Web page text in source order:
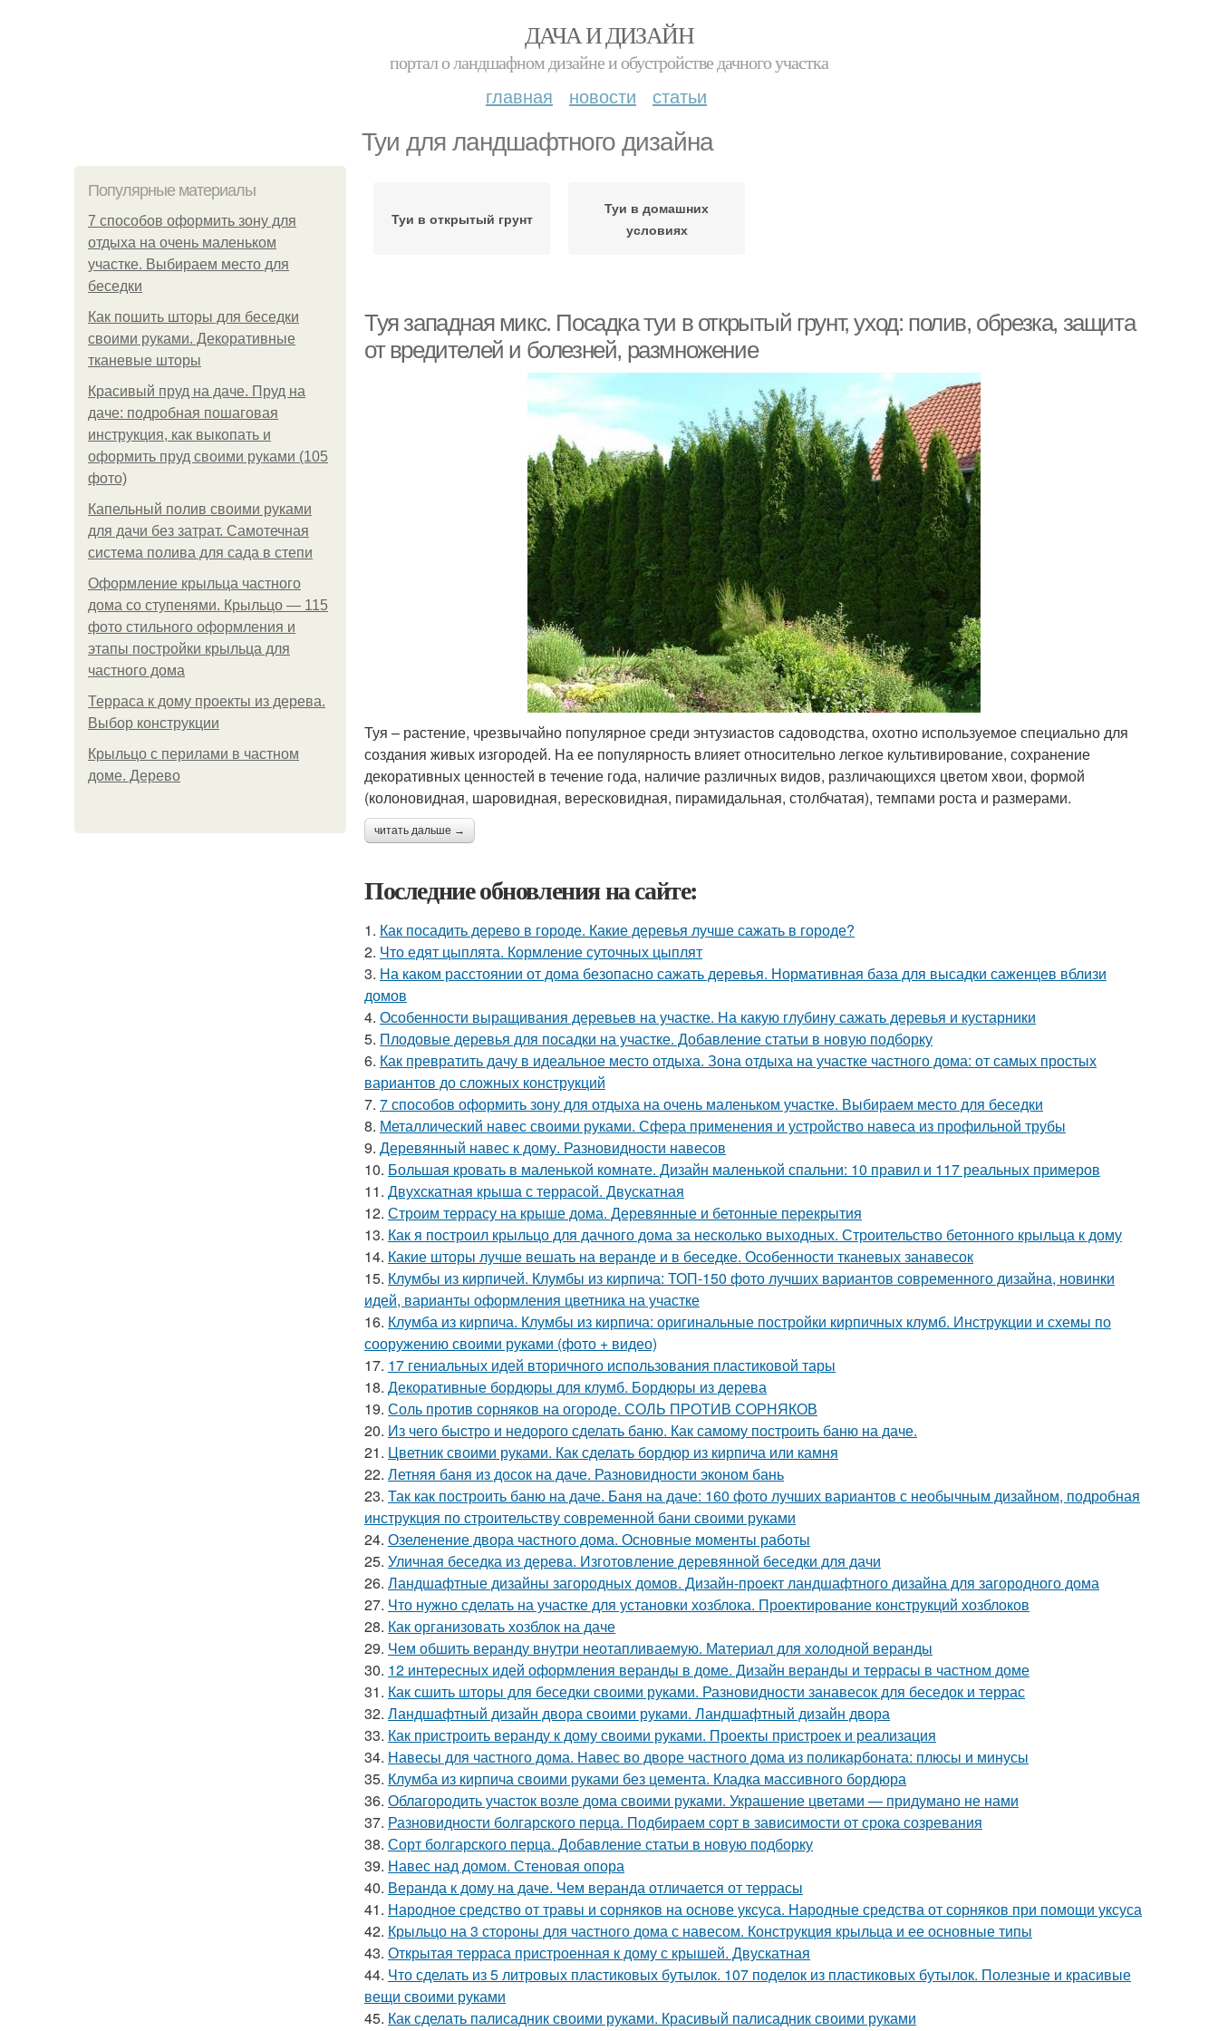
ДАЧА И ДИЗАЙН
портал о ландшафном дизайне и обустройстве дачного участка
главная новости статьи
Туи для ландшафтного дизайна
Популярные материалы
7 способов оформить зону для
отдыха на очень маленьком
участке. Выбираем место для
беседки
Как пошить шторы для беседки
своими руками. Декоративные
тканевые шторы
Красивый пруд на даче. Пруд на
даче: подробная пошаговая
инструкция, как выкопать и
оформить пруд своими руками (105
фото)
Капельный полив своими руками
для дачи без затрат. Самотечная
система полива для сада в степи
Оформление крыльца частного
дома со ступенями. Крыльцо — 115
фото стильного оформления и
этапы постройки крыльца для
частного дома
Терраса к дому проекты из дерева.
Выбор конструкции
Крыльцо с перилами в частном
доме. Дерево
Туи в открытый грунт
Туи в домашних
условиях
Туя западная микс. Посадка туи в открытый грунт, уход: полив, обрезка, защита
от вредителей и болезней, размножение
Туя – растение, чрезвычайно популярное среди энтузиастов садоводства, охотно используемое специально для
создания живых изгородей. На ее популярность влияет относительно легкое культивирование, сохранение
декоративных ценностей в течение года, наличие различных видов, различающихся цветом хвои, формой
(колоновидная, шаровидная, вересковидная, пирамидальная, столбчатая), темпами роста и размерами.
читать дальше →
Последние обновления на сайте:
1. Как посадить дерево в городе. Какие деревья лучше сажать в городе?
2. Что едят цыплята. Кормление суточных цыплят
3. На каком расстоянии от дома безопасно сажать деревья. Нормативная база для высадки саженцев вблизи
домов
4. Особенности выращивания деревьев на участке. На какую глубину сажать деревья и кустарники
5. Плодовые деревья для посадки на участке. Добавление статьи в новую подборку
6. Как превратить дачу в идеальное место отдыха. Зона отдыха на участке частного дома: от самых простых
вариантов до сложных конструкций
7. 7 способов оформить зону для отдыха на очень маленьком участке. Выбираем место для беседки
8. Металлический навес своими руками. Сфера применения и устройство навеса из профильной трубы
9. Деревянный навес к дому. Разновидности навесов
10. Большая кровать в маленькой комнате. Дизайн маленькой спальни: 10 правил и 117 реальных примеров
11. Двухскатная крыша с террасой. Двускатная
12. Строим террасу на крыше дома. Деревянные и бетонные перекрытия
13. Как я построил крыльцо для дачного дома за несколько выходных. Строительство бетонного крыльца к дому
14. Какие шторы лучше вешать на веранде и в беседке. Особенности тканевых занавесок
15. Клумбы из кирпичей. Клумбы из кирпича: ТОП-150 фото лучших вариантов современного дизайна, новинки
идей, варианты оформления цветника на участке
16. Клумба из кирпича. Клумбы из кирпича: оригинальные постройки кирпичных клумб. Инструкции и схемы по
сооружению своими руками (фото + видео)
17. 17 гениальных идей вторичного использования пластиковой тары
18. Декоративные бордюры для клумб. Бордюры из дерева
19. Соль против сорняков на огороде. СОЛЬ ПРОТИВ СОРНЯКОВ
20. Из чего быстро и недорого сделать баню. Как самому построить баню на даче.
21. Цветник своими руками. Как сделать бордюр из кирпича или камня
22. Летняя баня из досок на даче. Разновидности эконом бань
23. Так как построить баню на даче. Баня на даче: 160 фото лучших вариантов с необычным дизайном, подробная
инструкция по строительству современной бани своими руками
24. Озеленение двора частного дома. Основные моменты работы
25. Уличная беседка из дерева. Изготовление деревянной беседки для дачи
26. Ландшафтные дизайны загородных домов. Дизайн-проект ландшафтного дизайна для загородного дома
27. Что нужно сделать на участке для установки хозблока. Проектирование конструкций хозблоков
28. Как организовать хозблок на даче
29. Чем обшить веранду внутри неотапливаемую. Материал для холодной веранды
30. 12 интересных идей оформления веранды в доме. Дизайн веранды и террасы в частном доме
31. Как сшить шторы для беседки своими руками. Разновидности занавесок для беседок и террас
32. Ландшафтный дизайн двора своими руками. Ландшафтный дизайн двора
33. Как пристроить веранду к дому своими руками. Проекты пристроек и реализация
34. Навесы для частного дома. Навес во дворе частного дома из поликарбоната: плюсы и минусы
35. Клумба из кирпича своими руками без цемента. Кладка массивного бордюра
36. Облагородить участок возле дома своими руками. Украшение цветами — придумано не нами
37. Разновидности болгарского перца. Подбираем сорт в зависимости от срока созревания
38. Сорт болгарского перца. Добавление статьи в новую подборку
39. Навес над домом. Стеновая опора
40. Веранда к дому на даче. Чем веранда отличается от террасы
41. Народное средство от травы и сорняков на основе уксуса. Народные средства от сорняков при помощи уксуса
42. Крыльцо на 3 стороны для частного дома с навесом. Конструкция крыльца и ее основные типы
43. Открытая терраса пристроенная к дому с крышей. Двускатная
44. Что сделать из 5 литровых пластиковых бутылок. 107 поделок из пластиковых бутылок. Полезные и красивые
вещи своими руками
45. Как сделать палисадник своими руками. Красивый палисадник своими руками